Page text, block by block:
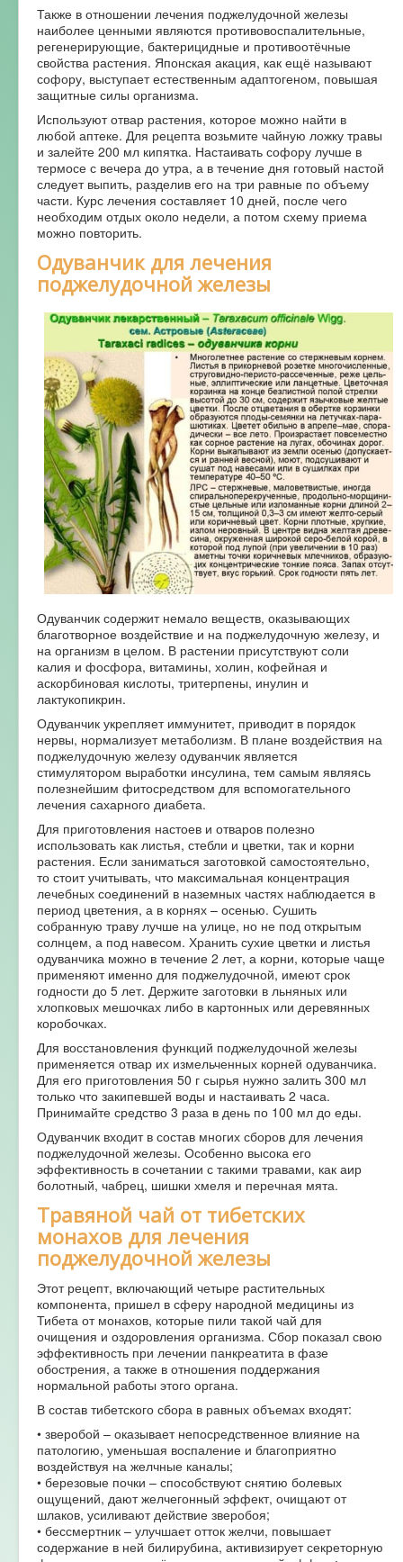
Также в отношении лечения поджелудочной железы
наиболее ценными являются противовоспалительные,
регенерирующие, бактерицидные и противоотёчные
свойства растения. Японская акация, как ещё называют
софору, выступает естественным адаптогеном, повышая
защитные силы организма.
Используют отвар растения, которое можно найти в
любой аптеке. Для рецепта возьмите чайную ложку травы
и залейте 200 мл кипятка. Настаивать софору лучше в
термосе с вечера до утра, а в течение дня готовый настой
следует выпить, разделив его на три равные по объему
части. Курс лечения составляет 10 дней, после чего
необходим отдых около недели, а потом схему приема
можно повторить.
Одуванчик для лечения
поджелудочной железы
Одуванчик содержит немало веществ, оказывающих
благотворное воздействие и на поджелудочную железу, и
на организм в целом. В растении присутствуют соли
калия и фосфора, витамины, холин, кофейная и
аскорбиновая кислоты, тритерпены, инулин и
лактукопикрин.
Одуванчик укрепляет иммунитет, приводит в порядок
нервы, нормализует метаболизм. В плане воздействия на
поджелудочную железу одуванчик является
стимулятором выработки инсулина, тем самым являясь
полезнейшим фитосредством для вспомогательного
лечения сахарного диабета.
Для приготовления настоев и отваров полезно
использовать как листья, стебли и цветки, так и корни
растения. Если заниматься заготовкой самостоятельно,
то стоит учитывать, что максимальная концентрация
лечебных соединений в наземных частях наблюдается в
период цветения, а в корнях – осенью. Сушить
собранную траву лучше на улице, но не под открытым
солнцем, а под навесом. Хранить сухие цветки и листья
одуванчика можно в течение 2 лет, а корни, которые чаще
применяют именно для поджелудочной, имеют срок
годности до 5 лет. Держите заготовки в льняных или
хлопковых мешочках либо в картонных или деревянных
коробочках.
Для восстановления функций поджелудочной железы
применяется отвар их измельченных корней одуванчика.
Для его приготовления 50 г сырья нужно залить 300 мл
только что закипевшей воды и настаивать 2 часа.
Принимайте средство 3 раза в день по 100 мл до еды.
Одуванчик входит в состав многих сборов для лечения
поджелудочной железы. Особенно высока его
эффективность в сочетании с такими травами, как аир
болотный, чабрец, шишки хмеля и перечная мята.
Травяной чай от тибетских
монахов для лечения
поджелудочной железы
Этот рецепт, включающий четыре растительных
компонента, пришел в сферу народной медицины из
Тибета от монахов, которые пили такой чай для
очищения и оздоровления организма. Сбор показал свою
эффективность при лечении панкреатита в фазе
обострения, а также в отношения поддержания
нормальной работы этого органа.
В состав тибетского сбора в равных объемах входят:
• зверобой – оказывает непосредственное влияние на
патологию, уменьшая воспаление и благоприятно
воздействуя на желчные каналы;
• березовые почки – способствуют снятию болевых
ощущений, дают желчегонный эффект, очищают от
шлаков, усиливают действие зверобоя;
• бессмертник – улучшает отток желчи, повышает
содержание в ней билирубина, активизирует секреторную